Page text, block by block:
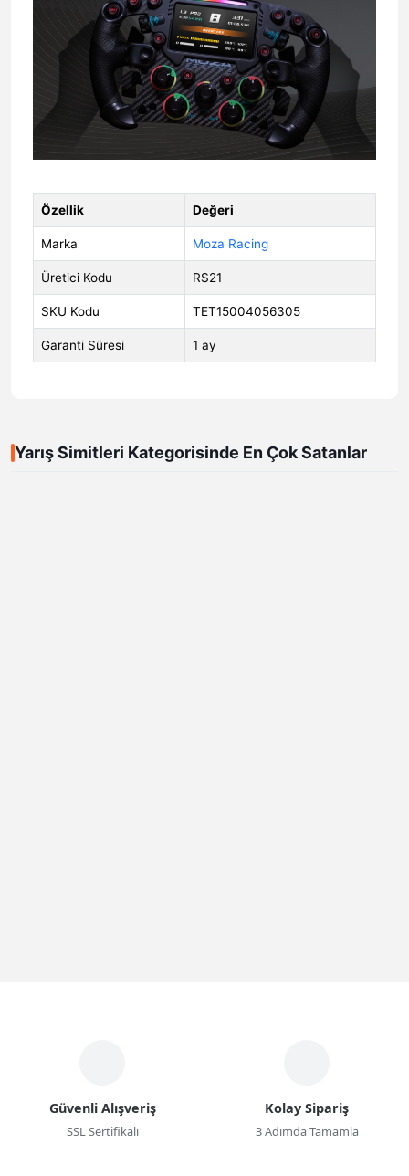
Özellik Değeri
Marka Moza Racing
Üretici Kodu RS21
SKU Kodu TET15004056305
Garanti Süresi 1 ay
Yarış Simitleri Kategorisinde En Çok Satanlar
Güvenli Alışveriş
SSL Sertifikalı
Kolay Sipariş
3 Adımda Tamamla